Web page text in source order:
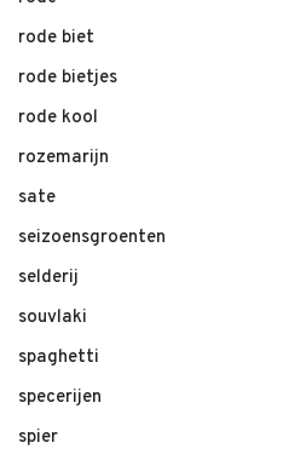
rode biet
rode bietjes
rode kool
rozemarijn
sate
seizoensgroenten
selderij
souvlaki
spaghetti
specerijen
spier